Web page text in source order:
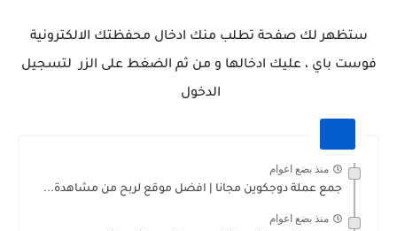
ستظهر لك صفحة تطلب منك ادخال محفظتك الالكترونية
فوست باي ، عليك ادخالها و من ثم الضغط على الزر لتسجيل
الدخول
منذ بضع اعوام
جمع عملة دوجكوين مجانا | افضل موقع لربح من مشاهدة...
منذ بضع اعوام